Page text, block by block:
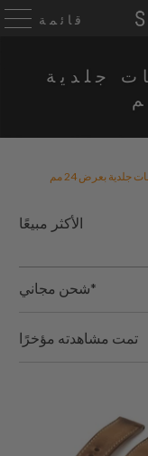
قائمة
جلدية
بعرض 24 مم
شحن مجاني*
تمت مشاهدته مؤخرًا